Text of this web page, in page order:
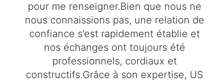
pour me renseigner.Bien que nous ne
nous connaissions pas, une relation de
confiance s’est rapidement établie et
nos échanges ont toujours été
professionnels, cordiaux et
constructifs.Grâce à son expertise, US